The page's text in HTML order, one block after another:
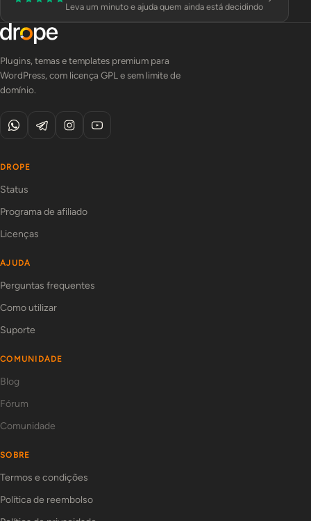
Leva um minuto e ajuda quem ainda está decidindo
Plugins, temas e templates premium para
WordPress, com licença GPL e sem limite de
domínio.
DROPE
Status
Programa de afiliado
Licenças
AJUDA
Perguntas frequentes
Como utilizar
Suporte
COMUNIDADE
Blog
Fórum
Comunidade
SOBRE
Termos e condições
Política de reembolso